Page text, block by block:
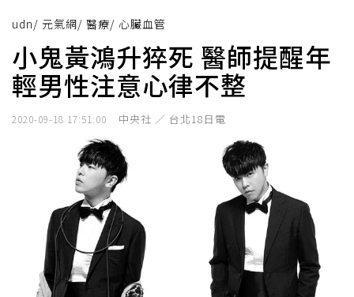
udn/ 元氣網/ 醫療/ 心臟血管
小鬼黃鴻升猝死 醫師提醒年
輕男性注意心律不整
2020-09-18 17:51:00 中央社 ／ 台北18日電